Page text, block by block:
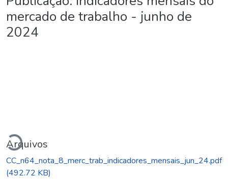
mercado de trabalho - junho de
2024
Carregando...
Arquivos
CC_n64_nota_8_merc_trab_indicadores_mensais_jun_24.pdf
(492.72 KB)